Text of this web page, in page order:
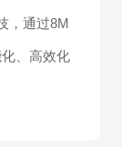
，通过8M
、高效化